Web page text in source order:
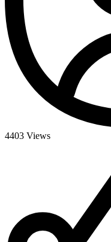
4403 Views